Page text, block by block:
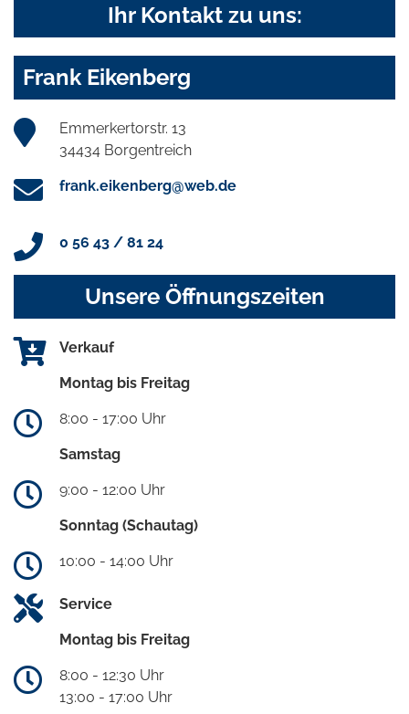
Ihr Kontakt zu uns:
Frank Eikenberg
Emmerkertorstr. 13
34434 Borgentreich
frank.eikenberg@web.de
0 56 43 / 81 24
Unsere Öffnungszeiten
Verkauf
Montag bis Freitag
8:00 - 17:00 Uhr
Samstag
9:00 - 12:00 Uhr
Sonntag (Schautag)
10:00 - 14:00 Uhr
Service
Montag bis Freitag
8:00 - 12:30 Uhr
13:00 - 17:00 Uhr